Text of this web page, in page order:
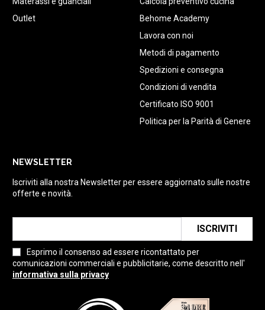
Outlet
Behome Academy
Lavora con noi
Metodi di pagamento
Spedizioni e consegna
Condizioni di vendita
Certificato ISO 9001
Politica per la Parità di Genere
NEWSLETTER
Iscriviti alla nostra Newsletter per essere aggiornato sulle nostre
offerte e novità.
ISCRIVITI
Esprimo il consenso ad essere ricontattato per
comunicazioni commerciali e pubblicitarie, come descritto nell'
informativa sulla privacy